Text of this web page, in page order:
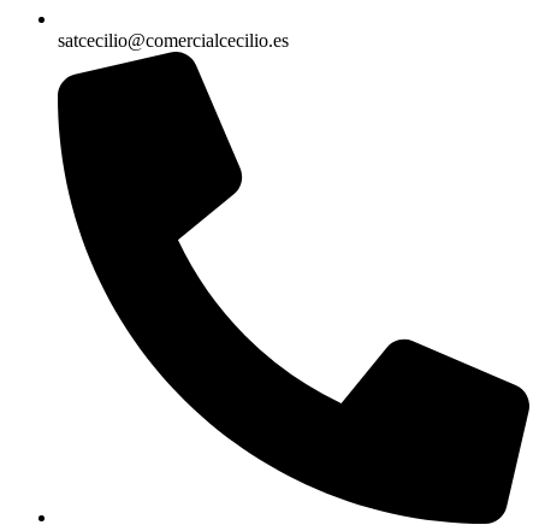
satcecilio@comercialcecilio.es